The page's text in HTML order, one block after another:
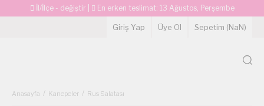
İl/İlçe - değiştir En erken teslimat: 13 Ağustos, Perşembe
Giriş Yap Üye Ol Sepetim (NaN)
Anasayfa Kanepeler Rus Salatası